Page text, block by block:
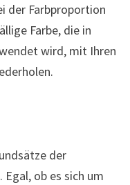
der Farbproportion
Farbe, die in
wird, mit Ihren
der
ob es sich um